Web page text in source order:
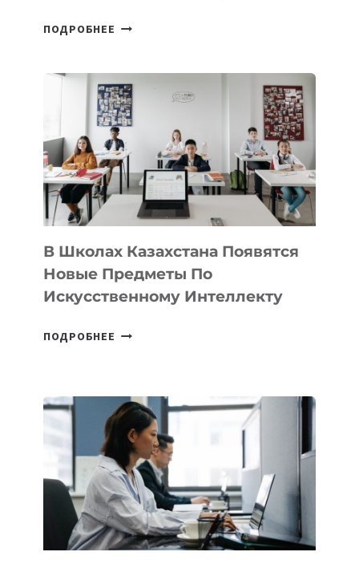
ПОДРОБНЕЕ ОТКРЫТ
DEAL
VELOCITY
BY
MOST
—
МЕЖДУНАРОДНУЮ
ПРОГРАММУ
ДЛЯ
ТЕХНОЛОГИЧЕСКИХ
В Школах Казахстана Появятся
Новые Предметы По
Искусственному Интеллекту
ПОДРОБНЕЕ
НОВЫЕ
ПРЕДМЕТЫ
ПО
ИСКУССТВЕННОМУ
ИНТЕЛЛЕКТУ